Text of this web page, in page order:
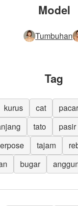
Model
Tumbuhan
Tag
kurus cat pacar
tato pasir
tajam
bugar